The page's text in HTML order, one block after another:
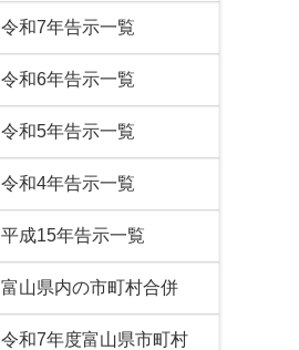
令和7年告示一覧
令和6年告示一覧
令和5年告示一覧
令和4年告示一覧
平成15年告示一覧
富山県内の市町村合併
令和7年度富山県市町村